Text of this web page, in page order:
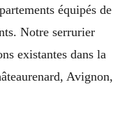
équipés de
Notre serrurier
existantes dans la
Avignon,